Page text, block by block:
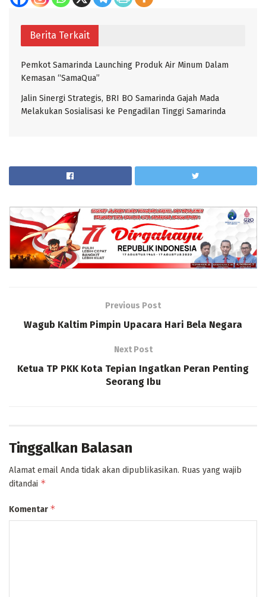
Berita Terkait
Pemkot Samarinda Launching Produk Air Minum Dalam
Kemasan “SamaQua”
Jalin Sinergi Strategis, BRI BO Samarinda Gajah Mada
Melakukan Sosialisasi ke Pengadilan Tinggi Samarinda
Previous Post
Wagub Kaltim Pimpin Upacara Hari Bela Negara
Next Post
Ketua TP PKK Kota Tepian Ingatkan Peran Penting
Seorang Ibu
Tinggalkan Balasan
Alamat email Anda tidak akan dipublikasikan. Ruas yang wajib
ditandai *
Komentar *